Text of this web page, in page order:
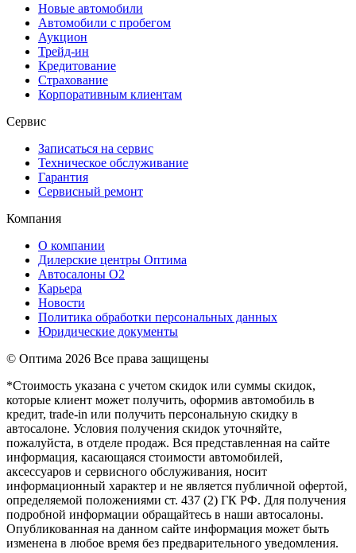
Новые автомобили
Автомобили с пробегом
Аукцион
Трейд-ин
Кредитование
Страхование
Корпоративным клиентам
Сервис
Записаться на сервис
Техническое обслуживание
Гарантия
Сервисный ремонт
Компания
О компании
Дилерские центры Оптима
Автосалоны О2
Карьера
Новости
Политика обработки персональных данных
Юридические документы
© Оптима 2026 Все права защищены
*Стоимость указана с учетом скидок или суммы скидок,
которые клиент может получить, оформив автомобиль в
кредит, trade-in или получить персональную скидку в
автосалоне. Условия получения скидок уточняйте,
пожалуйста, в отделе продаж. Вся представленная на сайте
информация, касающаяся стоимости автомобилей,
аксессуаров и сервисного обслуживания, носит
информационный характер и не является публичной офертой,
определяемой положениями ст. 437 (2) ГК РФ. Для получения
подробной информации обращайтесь в наши автосалоны.
Опубликованная на данном сайте информация может быть
изменена в любое время без предварительного уведомления.